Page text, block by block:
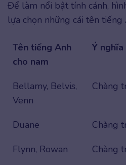
Để làm nổi bật tính cánh,
lựa chọn những cái tên tiếng
Tên tiếng Anh
cho nam
Ý nghĩa
Bellamy, Belvis,
Venn
Chàng
Duane
Chàng
Flynn, Rowan
Chàng